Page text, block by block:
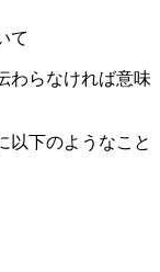
て
わらなければ意味
以下のようなこと